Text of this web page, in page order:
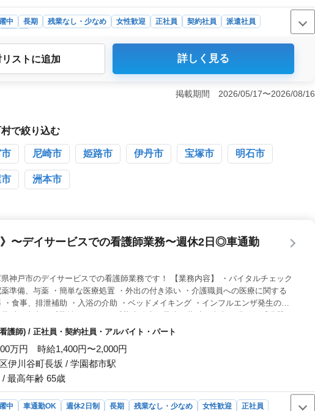
中 長期 残業なし・少なめ 女性歓迎 正社員 契約社員
派遣社員
護師実務経験5年以上ある方募集。経験豊富なスタッフが活躍してお
を大切にできます。残業が少なめで、勤務後の時間も有効に使えます。
スト に追加 詳しく見る
掲載期間 2026/05/17〜2026/08/16
で絞り込む
尼崎市 姫路市 伊丹市 宝塚市 明石市
洲本市
》〜デイサービスでの看護師業務〜週休2日◎車通勤
神戸市のデイサービスでの看護師業務です！ 【業務内容】 ・バイタルチェック
薬準備、与薬 ・簡単な医療処置 ・外出の付き添い ・介護職員への医療に関する
・食事、排泄補助 ・入浴の介助 ・ベッドメイキング ・インフルエンザ発生の予
レクリエーションの補助 ＊中高年活躍中 ＊車通勤OK ＊社会保険完備 ＊経験者
ン層を待ってます。ぜひご応募下さい！
護師) / 正社員・契約社員・アルバイト・パート
万円 時給1,400円〜2,000円
伊川谷町長坂 / 学園都市駅
最高年齢 65歳
中 車通勤OK 週休2日制 長期 残業なし・少なめ 女性歓迎 正社員